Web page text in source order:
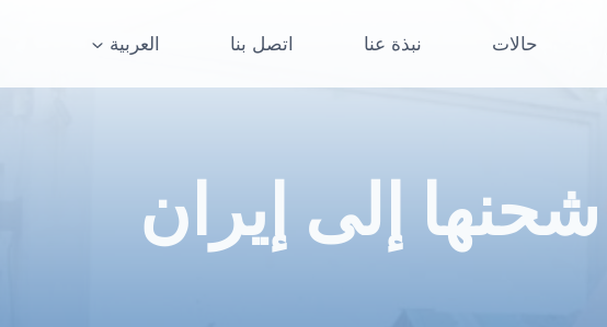
حالات نبذة عنا اتصل بنا العربية
إلى إيران